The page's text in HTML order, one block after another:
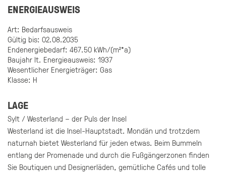
ENERGIEAUSWEIS
Art: Bedarfsausweis
Gültig bis: 02.08.2035
Endenergiebedarf: 467.50 kWh/(m²*a)
Baujahr lt. Energieausweis: 1937
Wesentlicher Energieträger: Gas
Klasse: H
LAGE
Sylt / Westerland – der Puls der Insel
Westerland ist die Insel-Hauptstadt. Mondän und trotzdem
naturnah bietet Westerland für jeden etwas. Beim Bummeln
entlang der Promenade und durch die Fußgängerzonen finden
Sie Boutiquen und Designerläden, gemütliche Cafés und tolle